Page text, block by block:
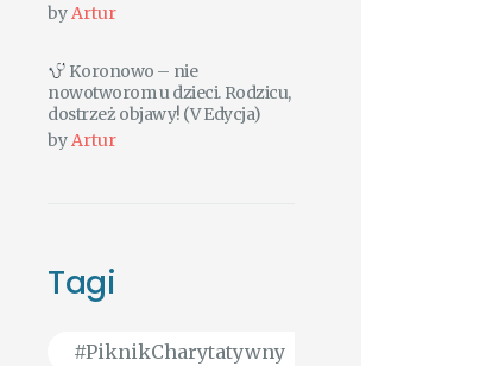
byArtur
Koronowo – nie
nowotworom u dzieci. Rodzicu,
dostrzeż objawy! (V Edycja)
by Artur
Tagi
#PiknikCharytatywny